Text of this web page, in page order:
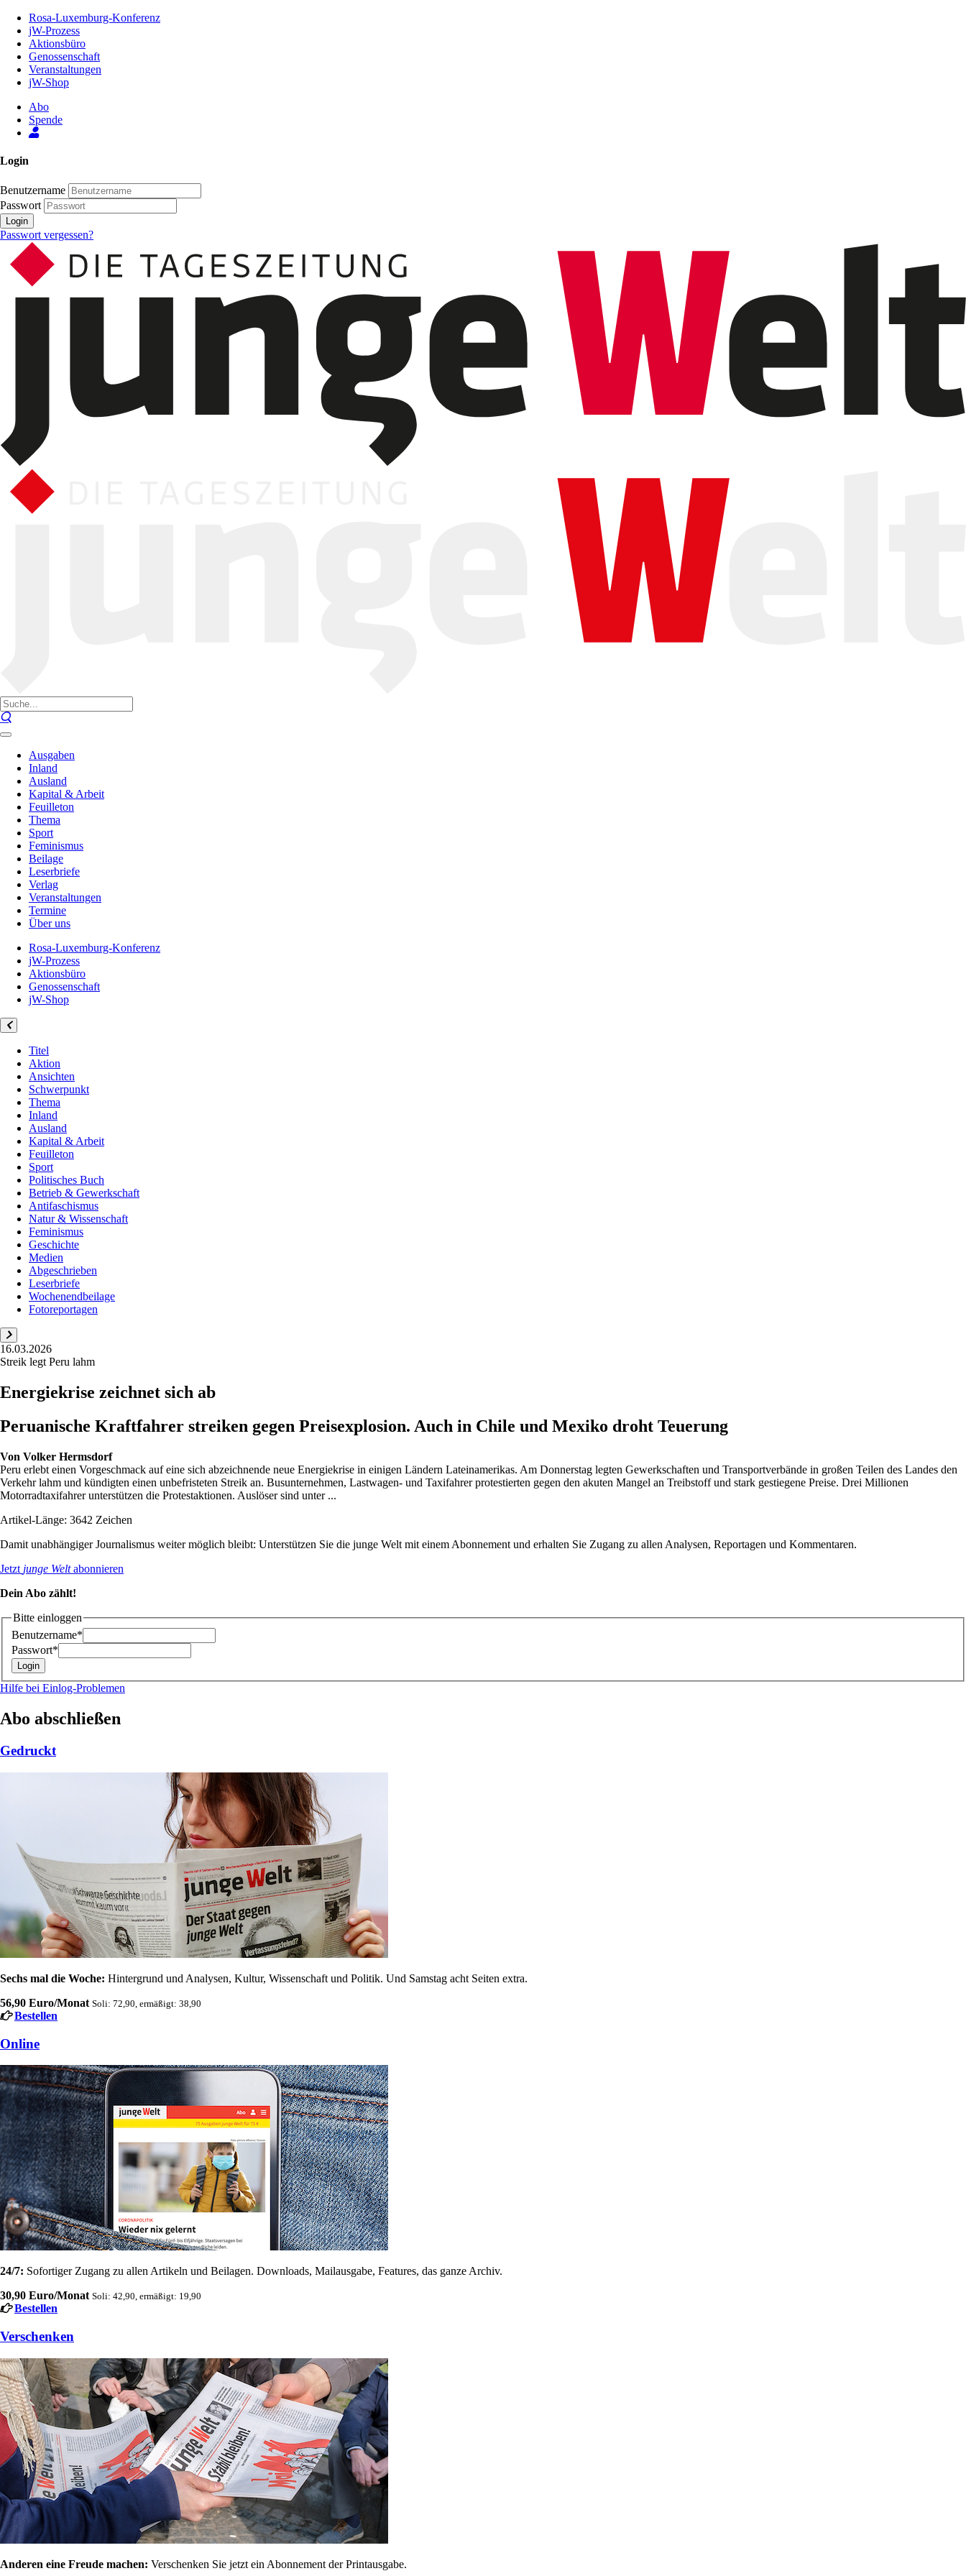
Inhalt
Seite
Rosa-Luxemburg-Konferenz
jW-Prozess
Aktionsbüro
Genossenschaft
Veranstaltungen
jW-Shop
Abo
Spende
Login
Benutzername
Passwort
Login
Passwort vergessen?
Ausgaben
Inland
Ausland
Kapital & Arbeit
Feuilleton
Thema
Sport
Feminismus
Beilage
Leserbriefe
Verlag
Veranstaltungen
Termine
Über uns
Rosa-Luxemburg-Konferenz
jW-Prozess
Aktionsbüro
Genossenschaft
jW-Shop
Titel
Aktion
Ansichten
Schwerpunkt
Thema
Inland
Ausland
Kapital & Arbeit
Feuilleton
Sport
Politisches Buch
Betrieb & Gewerkschaft
Antifaschismus
Natur & Wissenschaft
Feminismus
Geschichte
Medien
Abgeschrieben
Leserbriefe
Wochenendbeilage
Fotoreportagen
16.03.2026
Streik legt Peru lahm
Energiekrise zeichnet sich ab
Peruanische Kraftfahrer streiken gegen Preisexplosion. Auch in Chile und Mexiko droht Teuerung
Von Volker Hermsdorf
Peru erlebt einen Vorgeschmack auf eine sich abzeichnende neue Energiekrise in einigen Ländern Lateinamerikas. Am Donnerstag legten Gewerkschaften und Transportverbände in großen Teilen des Landes den
Verkehr lahm und kündigten einen unbefristeten Streik an. Busunternehmen, Lastwagen- und Taxifahrer protestierten gegen den akuten Mangel an Treibstoff und stark gestiegene Preise. Drei Millionen
Motorradtaxifahrer unterstützen die Protestaktionen. Auslöser sind unter ...
Artikel-Länge: 3642 Zeichen
Damit unabhängiger Journalismus weiter möglich bleibt: Unterstützen Sie die junge Welt mit einem Abonnement und erhalten Sie Zugang zu allen Analysen, Reportagen und Kommentaren.
Jetzt junge Weltabonnieren
Dein Abo zählt!
Bitte einloggen
Benutzername*
Passwort*
Hilfe bei Einlog-Problemen
Abo abschließen
Gedruckt
Sechs mal die Woche: Hintergrund und Analysen, Kultur, Wissenschaft und Politik. Und Samstag acht Seiten extra.
56,90 Euro/Monat Soli: 72,90, ermäßigt: 38,90
Bestellen
Online
24/7: Sofortiger Zugang zu allen Artikeln und Beilagen. Downloads, Mailausgabe, Features, das ganze Archiv.
30,90 Euro/Monat Soli: 42,90, ermäßigt: 19,90
Bestellen
Verschenken
Anderen eine Freude machen: Verschenken Sie jetzt ein Abonnement der Printausgabe.